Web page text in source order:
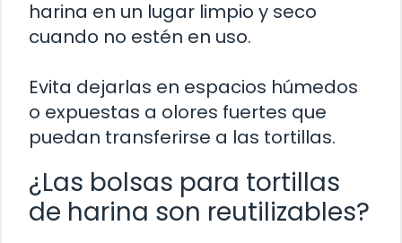
harina en un lugar limpio y seco
cuando no estén en uso.
Evita dejarlas en espacios húmedos
o expuestas a olores fuertes que
puedan transferirse a las tortillas.
¿Las bolsas para tortillas
de harina son reutilizables?